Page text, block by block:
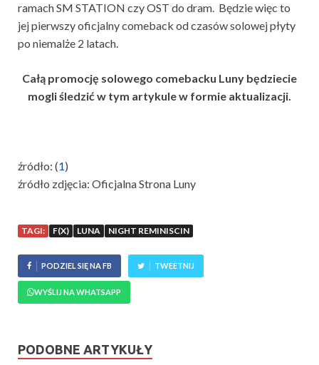
ramach SM STATION czy OST do dram. Będzie więc to
jej pierwszy oficjalny comeback od czasów solowej płyty
po niemalże 2 latach.
Całą promocję solowego comebacku Luny będziecie
mogli śledzić w tym artykule w formie aktualizacji.
źródło: (1)
źródło zdjęcia: Oficjalna Strona Luny
TAGI: F(X) LUNA NIGHT REMINISCIN
PODZIEL SIĘ NA FB TWEETNIJ
WYŚLIJ NA WHATSAPP
PODOBNE ARTYKUŁY